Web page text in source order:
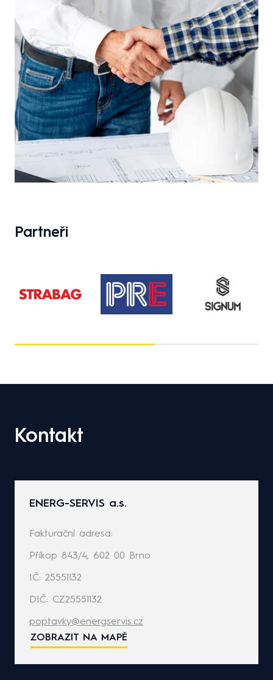
Partneři
Kontakt
ENERG-SERVIS a.s.
Fakturační adresa:
Příkop 843/4, 602 00 Brno
IČ: 25551132
DIČ: CZ25551132
poptavky@energservis.cz
ZOBRAZIT NA MAPĚ